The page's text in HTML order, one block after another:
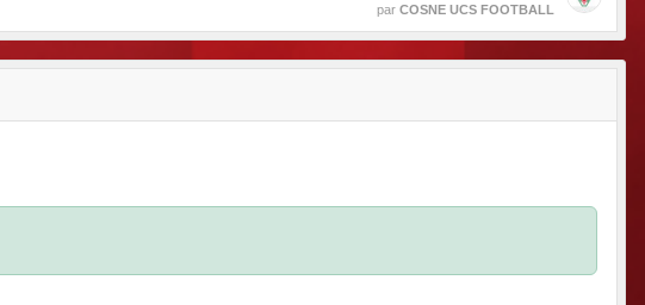
par COSNE UCS FOOTBALL